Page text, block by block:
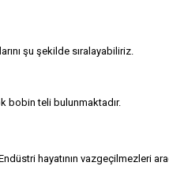
şu şekilde sıralayabiliriz.
bobin teli bulunmaktadır.
hayatının vazgeçilmezleri